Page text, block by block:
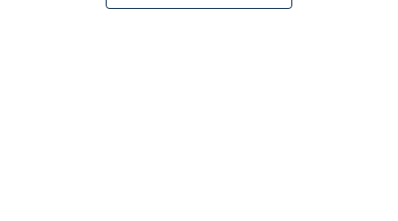
【茨城県の人気日帰り温泉】「美和ささの湯」